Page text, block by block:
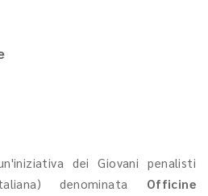
dei Giovani penalisti
denominata Officine